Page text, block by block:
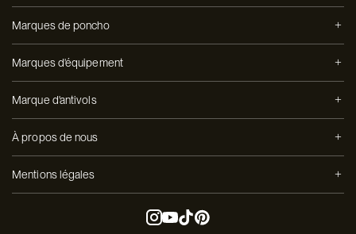
Marques de poncho
Marques d'équipement
Marque d'antivols
À propos de nous
Mentions légales